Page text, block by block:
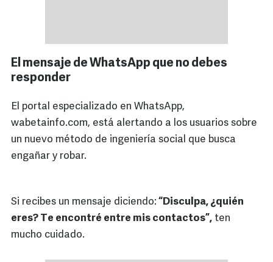
El mensaje de WhatsApp que no debes
responder
El portal especializado en WhatsApp,
wabetainfo.com, está alertando a los usuarios sobre
un nuevo método de ingeniería social que busca
engañar y robar.
Si recibes un mensaje diciendo: “Disculpa, ¿quién
eres? Te encontré entre mis contactos”, ten
mucho cuidado.